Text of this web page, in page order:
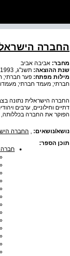
החברה
מחבר: אביבה אביב
שנת ההוצאה: תשנ"ג, 1993
מילות מפתח: פער חברתי;
חברתי; מעמד חברתי;
החברה הישראלית נתונה
דתיים וחילוניים, ערבים
הפוקר את החברה בכללותה,
נושא/נושאים: החברה
תוכן הספר:
חברה